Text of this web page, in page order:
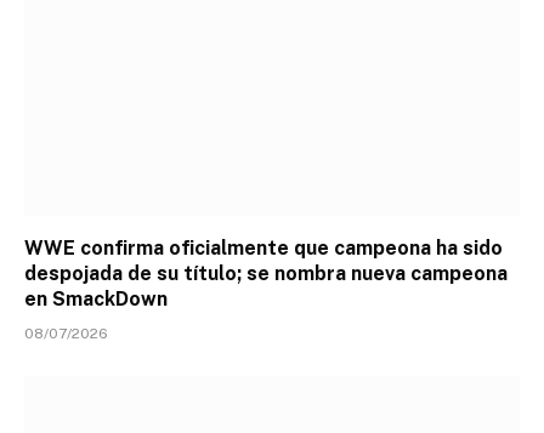
WWE confirma oficialmente que campeona ha sido
despojada de su título; se nombra nueva campeona
en SmackDown
08/07/2026